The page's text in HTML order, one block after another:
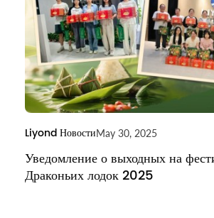
Liyond НовостиMay 30, 2025
Уведомление о выходных на
Драконьих лодок 2025